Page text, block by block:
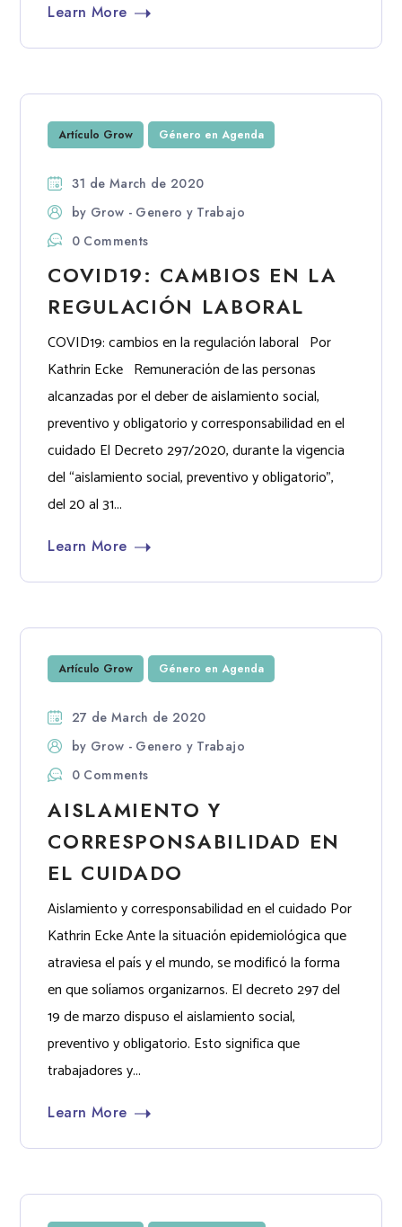
Learn More
Artículo Grow Género en Agenda
31 de March de 2020
by Grow - Genero y Trabajo
0 Comments
COVID19: CAMBIOS EN LA
REGULACIÓN LABORAL
COVID19: cambios en la regulación laboral Por
Kathrin Ecke Remuneración de las personas
alcanzadas por el deber de aislamiento social,
preventivo y obligatorio y corresponsabilidad en el
cuidado El Decreto 297/2020, durante la vigencia
del “aislamiento social, preventivo y obligatorio”,
del 20 al 31...
Learn More
Artículo Grow Género en Agenda
27 de March de 2020
by Grow - Genero y Trabajo
0 Comments
AISLAMIENTO Y
CORRESPONSABILIDAD EN
EL CUIDADO
Aislamiento y corresponsabilidad en el cuidado Por
Kathrin Ecke Ante la situación epidemiológica que
atraviesa el país y el mundo, se modificó la forma
en que solíamos organizarnos. El decreto 297 del
19 de marzo dispuso el aislamiento social,
preventivo y obligatorio. Esto significa que
trabajadores y...
Learn More